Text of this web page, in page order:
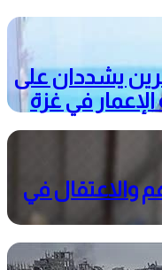
يشددان على
في غزة
والاعتقال في